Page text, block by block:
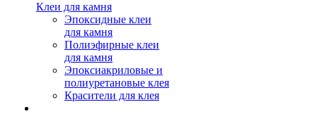
Клеи для камня
Эпоксидные клеи
для камня
Полиэфирные клеи
для камня
Эпоксиакриловые и
полиуретановые клея
Красители для клея